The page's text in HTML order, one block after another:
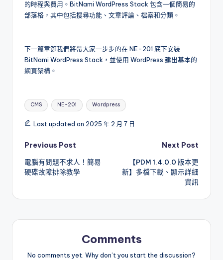
的時程與費用。BitNami WordPress Stack 包含一個簡易的
部落格，其中包括搜尋功能、文章評論、檔案和分類。
下一篇章節我們將帶大家一步步的在 NE-201 底下安裝
BitNami WordPress Stack，並使用 WordPress 建出基本的
網頁架構。
Tags:
CMS NE-201 Wordpress
Last updated on 2025 年 2 月 7 日
Post
navigation
Previous Post
電腦有問題不求人！簡易
硬碟故障排除教學
Next Post
【PDM 1.4.0.0 版本更
新】多檔下載、顯示詳細
資訊
Comments
No comments yet. Why don’t you start the discussion?